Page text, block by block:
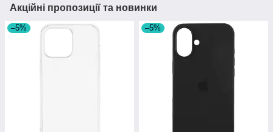
Акційні пропозиції та новинки
–5% –5%